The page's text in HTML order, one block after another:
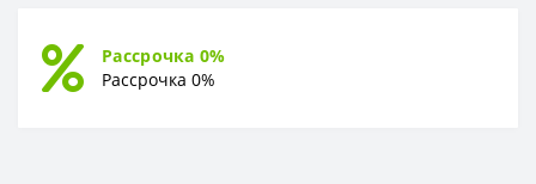
Рассрочка 0%
Рассрочка 0%